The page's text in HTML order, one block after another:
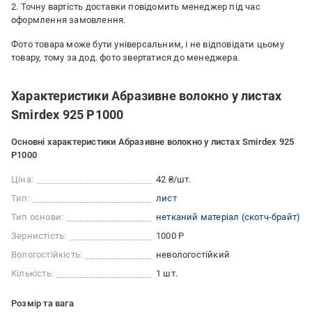
2. Точну вартість доставки повідомить менеджер під час
оформлення замовлення.
Фото товара може бути універсальним, і не відповідати цьому
товару, тому за дод. фото звертатися до менеджера.
Характеристики Абразивне волокно у листах
Smirdex 925 P1000
Основні характеристики Абразивне волокно у листах Smirdex 925
P1000
Ціна:
42 ₴/шт.
Тип:
лист
Тип основи:
нетканий матеріал (скотч-брайт)
Зернистість:
1000 Р
Вологостійкість:
невологостійкий
Кількість:
1 шт.
Розмір та вага